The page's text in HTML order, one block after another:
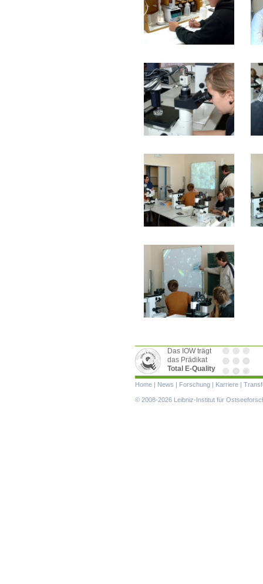
Das IOW trägt
das Prädikat
Total E-Quality
Navigation
Home News Forschung Karriere
© 2008-2026 Leibniz-Institut für